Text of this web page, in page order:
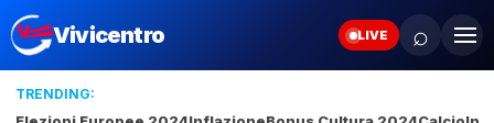
Vivicentro LIVE ⌕
TRENDING: